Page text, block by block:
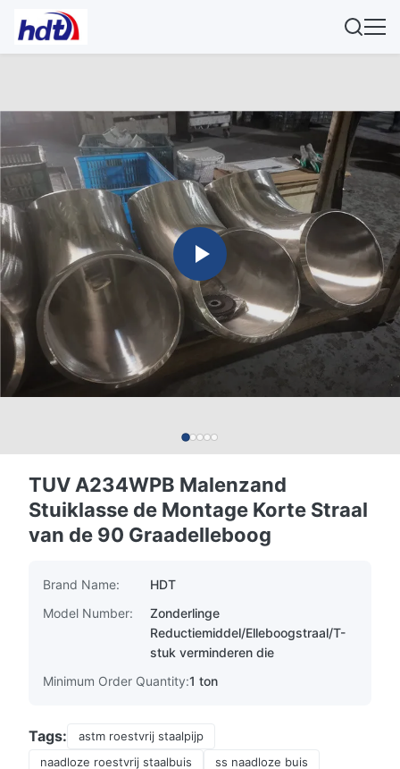
TUV A234WPB Malenzand
Stuiklasse de Montage Korte Straal
van de 90 Graadelleboog
Brand Name:
HDT
Model Number:
Zonderlinge
Reductiemiddel/Elleboogstraal/T-
stuk verminderen die
Minimum Order Quantity:1 ton
Tags:
astm roestvrij staalpijp
naadloze roestvrij staalbuis
ss naadloze buis